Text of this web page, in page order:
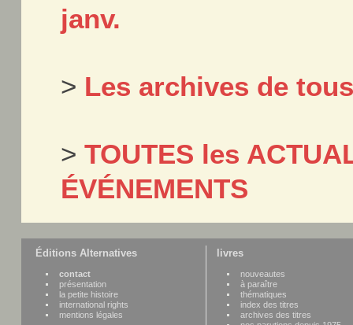
janv.
> Les archives de
>TOUTES les
ÉVÉNEMENTS
Éditions Alternatives
contact
présentation
la petite histoire
international rights
mentions légales
livres
nouveautes
à paraître
thématiques
index des titres
archives des titres